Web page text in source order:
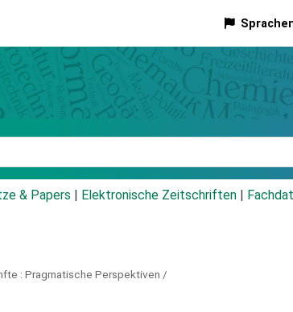
& Papers Elektronische Zeitschriften
: Pragmatische Perspektiven /